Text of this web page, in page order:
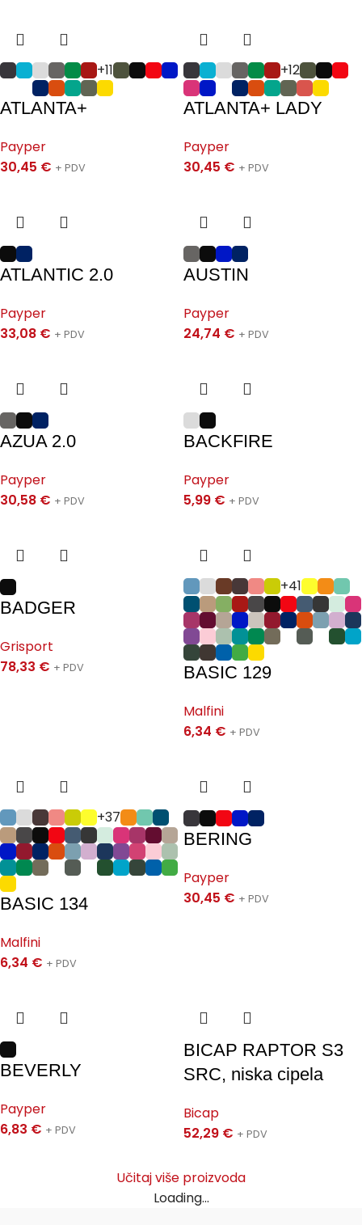
+11
ATLANTA+
Payper
30,45 € + PDV
+12
ATLANTA+ LADY
Payper
30,45 € + PDV
ATLANTIC 2.0
Payper
33,08 € + PDV
AUSTIN
Payper
24,74 € + PDV
AZUA 2.0
Payper
30,58 € + PDV
BACKFIRE
Payper
5,99 € + PDV
BADGER
Grisport
78,33 € + PDV
+41
BASIC 129
Malfini
6,34 € + PDV
+37
BASIC 134
Malfini
6,34 € + PDV
BERING
Payper
30,45 € + PDV
BEVERLY
Payper
6,83 € + PDV
BICAP RAPTOR S3
SRC, niska cipela
Bicap
52,29 € + PDV
Učitaj više proizvoda
Loading...